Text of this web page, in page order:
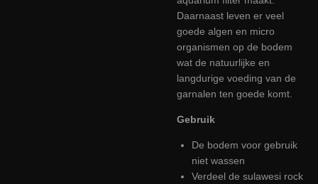
Daarnaast leven er veel
goede algen en micro
organismen op de bodem
wat de natuurlijke en
langdurige voeding van de
garnalen ten goede komt.
Gebruik
De bodem voor gebruik
niet wassen
Verdeel de sulawesi rock